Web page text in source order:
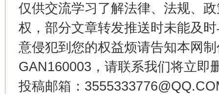
仅供交流学习了解法律、法规、
权，部分文章转发推送时未能及
意侵犯到您的权益烦请告知本网
GAN160003，请联系我们将立即
投稿邮箱：
在谋一域中谋全局
今